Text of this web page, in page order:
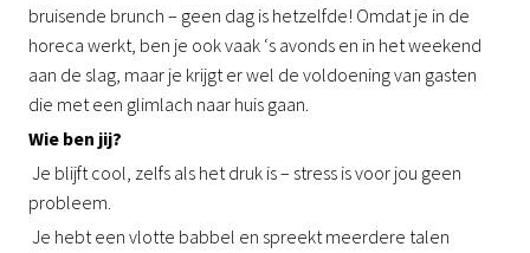
bruisende brunch – geen dag is hetzelfde! Omdat je in de
horeca werkt, ben je ook vaak ‘s avonds en in het weekend
aan de slag, maar je krijgt er wel de voldoening van gasten
die met een glimlach naar huis gaan.
Wie ben jij?
Je blijft cool, zelfs als het druk is – stress is voor jou geen
probleem.
Je hebt een vlotte babbel en spreekt meerdere talen